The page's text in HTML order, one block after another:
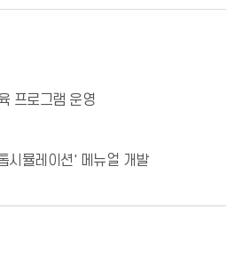
프로그램 운영
시뮬레이션' 메뉴얼 개발